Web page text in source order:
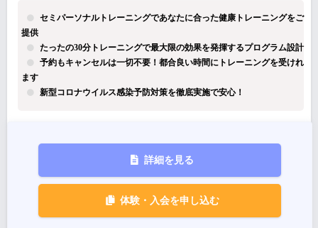
セミパーソナルトレーニングであなたに合った健康トレーニングをご
提供
たったの30分トレーニングで最大限の効果を発揮するプログラム設計
予約もキャンセルは一切不要！都合良い時間にトレーニングを受けれ
ます
新型コロナウイルス感染予防対策を徹底実施で安心！
詳細を見る
体験・入会を申し込む